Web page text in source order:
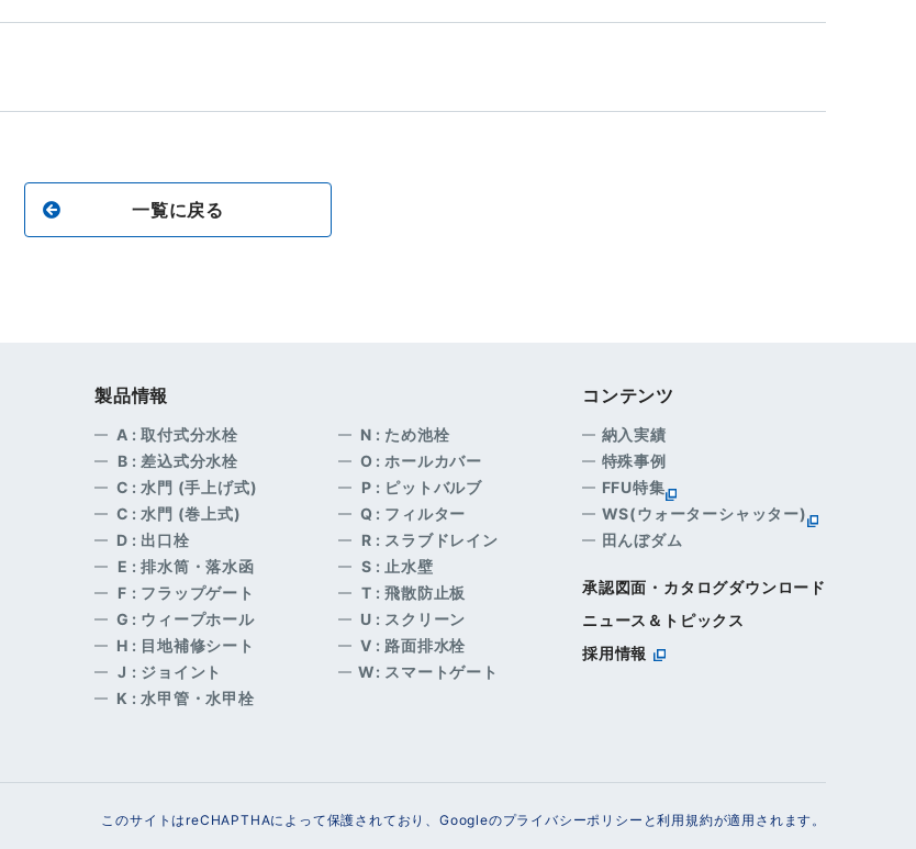
一覧に戻る
製品情報
A : 取付式分水栓
B : 差込式分水栓
C : 水門 (手上げ式)
C : 水門 (巻上式)
D : 出口栓
E : 排水筒・落水函
F : フラップゲート
G : ウィープホール
H : 目地補修シート
J : ジョイント
K : 水甲管・水甲栓
N : ため池栓
O : ホールカバー
P : ピットバルブ
Q : フィルター
R : スラブドレイン
S : 止水壁
T : 飛散防止板
U : スクリーン
V : 路面排水栓
W: スマートゲート
コンテンツ
納入実績
特殊事例
FFU特集
WS(ウォーターシャッター)
田んぼダム
承認図面・カタログダウンロード
ニュース＆トピックス
採用情報
このサイトはreCHAPTHAによって保護されており、Googleのプライバシーポリシーと利用規約が適用されます。